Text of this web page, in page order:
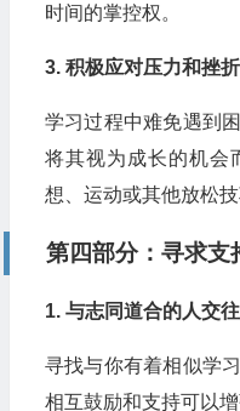
时间的掌控权。
3. 积极应对压力和挫折
学习过程中难免遇到
将其视为成长的机会
想、运动或其他放松技
第四部分：寻求支
1. 与志同道合的人交往
寻找与你有着相似学
相互鼓励和支持可以